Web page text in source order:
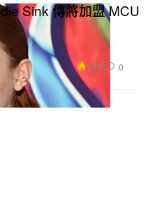
Sink 傳將加盟 MCU
2.1K 0